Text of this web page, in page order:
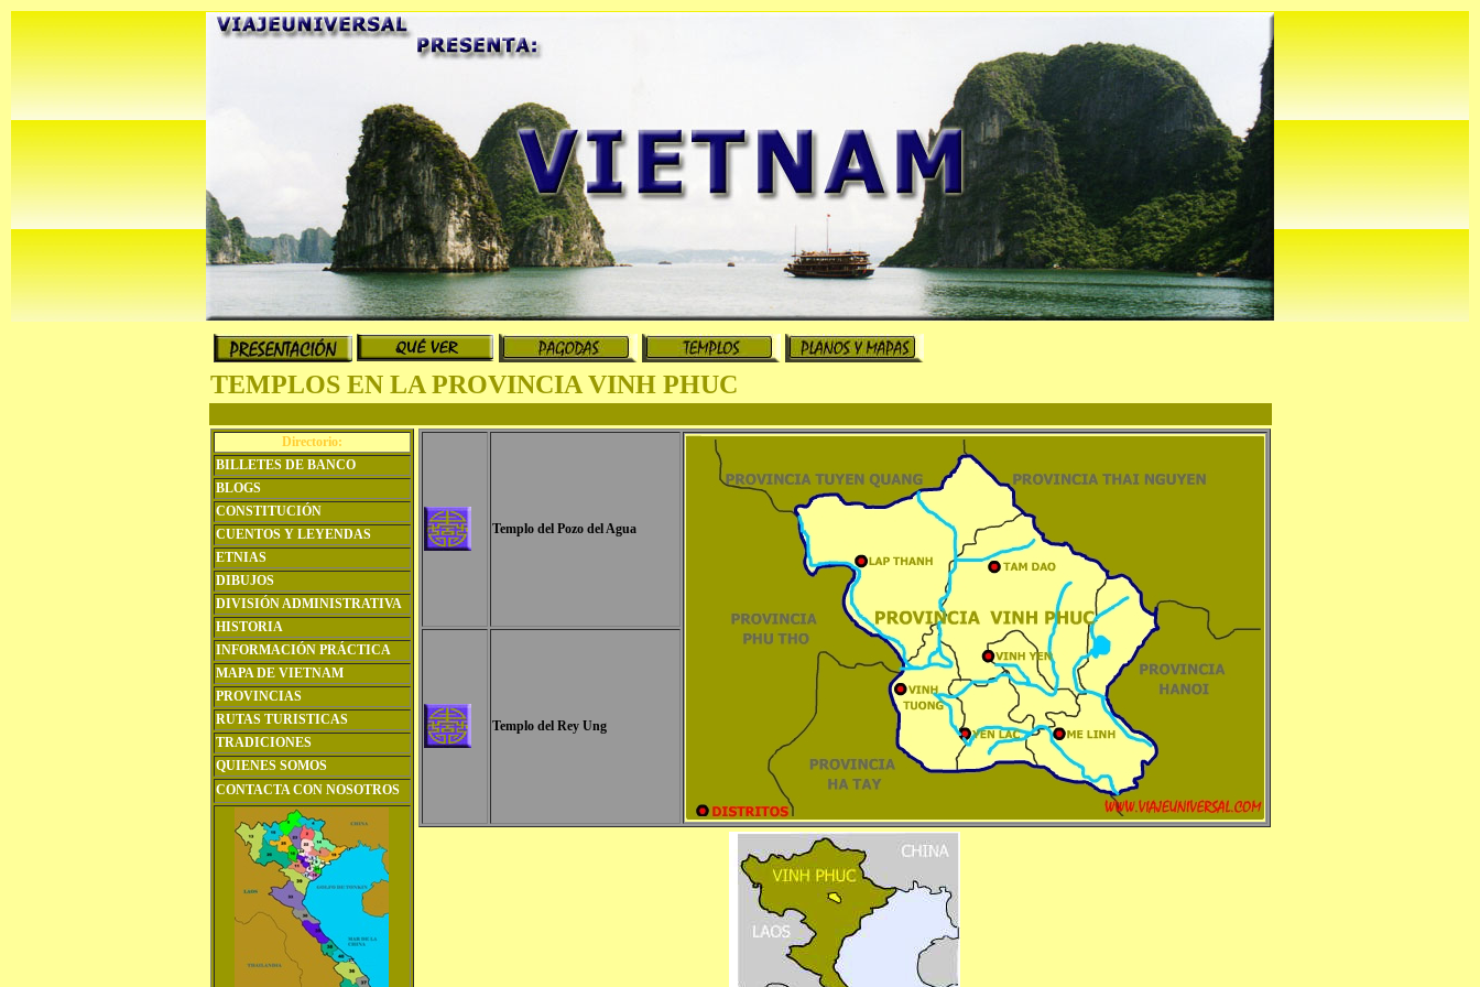
TEMPLOS EN LA PROVINCIA VINH PHUC
Directorio:
BILLETES DE BANCO
BLOGS
CONSTITUCIÓN
CUENTOS Y LEYENDAS
ETNIAS
DIBUJOS
DIVISIÓN ADMINISTRATIVA
HISTORIA
INFORMACIÓN PRÁCTICA
MAPA DE VIETNAM
PROVINCIAS
RUTAS TURISTICAS
TRADICIONES
QUIENES SOMOS
CONTACTA CON NOSOTROS
Templo del Pozo del Agua
Templo del Rey Ung